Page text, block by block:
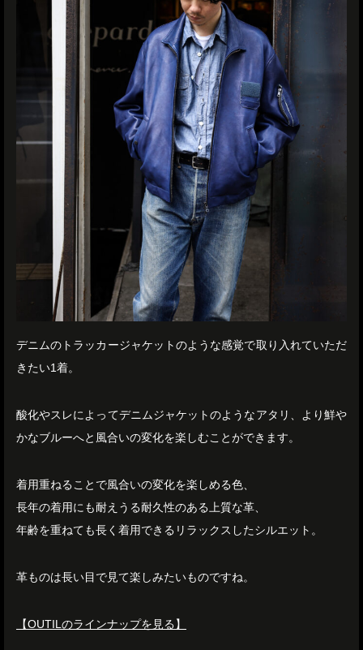
デニムのトラッカージャケットのような感覚で取り入れていただ
きたい1着。
酸化やスレによってデニムジャケットのようなアタリ、より鮮や
かなブルーへと風合いの変化を楽しむことができます。
着用重ねることで風合いの変化を楽しめる色、
長年の着用にも耐えうる耐久性のある上質な革、
年齢を重ねても長く着用できるリラックスしたシルエット。
革ものは長い目で見て楽しみたいものですね。
【OUTILのラインナップを見る】